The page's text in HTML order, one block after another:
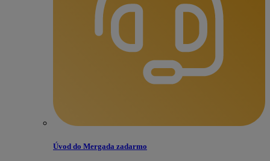
Úvod do Mergada zadarmo